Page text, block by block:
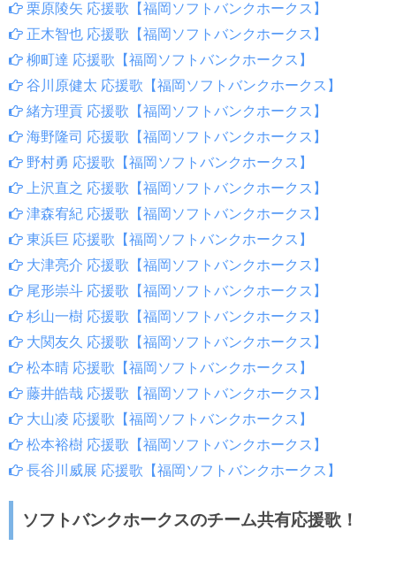
栗原陵矢 応援歌【福岡ソフトバンクホークス】
正木智也 応援歌【福岡ソフトバンクホークス】
柳町達 応援歌【福岡ソフトバンクホークス】
谷川原健太 応援歌【福岡ソフトバンクホークス】
緒方理貢 応援歌【福岡ソフトバンクホークス】
海野隆司 応援歌【福岡ソフトバンクホークス】
野村勇 応援歌【福岡ソフトバンクホークス】
上沢直之 応援歌【福岡ソフトバンクホークス】
津森宥紀 応援歌【福岡ソフトバンクホークス】
東浜巨 応援歌【福岡ソフトバンクホークス】
大津亮介 応援歌【福岡ソフトバンクホークス】
尾形崇斗 応援歌【福岡ソフトバンクホークス】
杉山一樹 応援歌【福岡ソフトバンクホークス】
大関友久 応援歌【福岡ソフトバンクホークス】
松本晴 応援歌【福岡ソフトバンクホークス】
藤井皓哉 応援歌【福岡ソフトバンクホークス】
大山凌 応援歌【福岡ソフトバンクホークス】
松本裕樹 応援歌【福岡ソフトバンクホークス】
長谷川威展 応援歌【福岡ソフトバンクホークス】
ソフトバンクホークスのチーム共有応援歌！